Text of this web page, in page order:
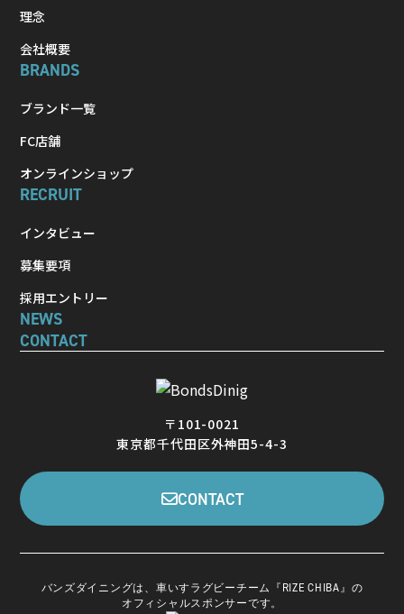
〒101-0021
東京都千代田区外神田5-4-3
CONTACT
理念
会社概要
BRANDS
ブランド一覧
FC店舗
オンラインショップ
RECRUIT
インタビュー
募集要項
採用エントリー
NEWS
CONTACT
バンズダイニングは、車いすラグビーチーム『RIZE CHIBA』の
オフィシャルスポンサーです。